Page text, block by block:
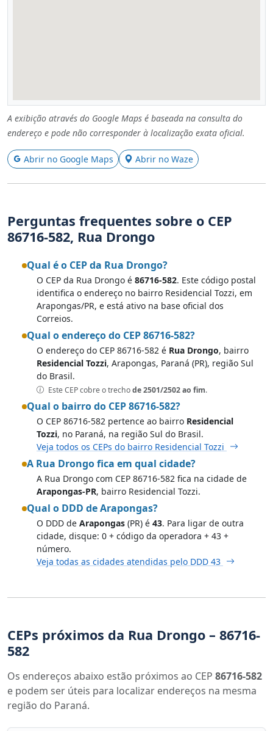
A exibição através do Google Maps é baseada na consulta do
endereço e pode não corresponder à localização exata oficial.
Abrir no Google Maps Abrir no Waze
Perguntas frequentes sobre o CEP
86716-582, Rua Drongo
Qual é o CEP da Rua Drongo?
O CEP da Rua Drongo é 86716-582. Este código postal
identifica o endereço no bairro Residencial Tozzi, em
Arapongas/PR, e está ativo na base oficial dos
Correios.
Qual o endereço do CEP 86716-582?
O endereço do CEP 86716-582 é Rua Drongo, bairro
Residencial Tozzi, Arapongas, Paraná (PR), região Sul
do Brasil.
Este CEP cobre o trechode 2501/2502 ao fim.
Qual o bairro do CEP 86716-582?
O CEP 86716-582 pertence ao bairro Residencial
Tozzi, no Paraná, na região Sul do Brasil.
Veja todos os CEPs do bairro Residencial Tozzi
A Rua Drongo fica em qual cidade?
A Rua Drongo com CEP 86716-582 fica na cidade de
Arapongas-PR, bairro Residencial Tozzi.
Qual o DDD de Arapongas?
O DDD de Arapongas (PR) é 43. Para ligar de outra
cidade, disque: 0 + código da operadora + 43 +
número.
Veja todas as cidades atendidas pelo DDD 43
CEPs próximos da Rua Drongo – 86716-
582
Os endereços abaixo estão próximos ao CEP 86716-582
e podem ser úteis para localizar endereços na mesma
região do Paraná.